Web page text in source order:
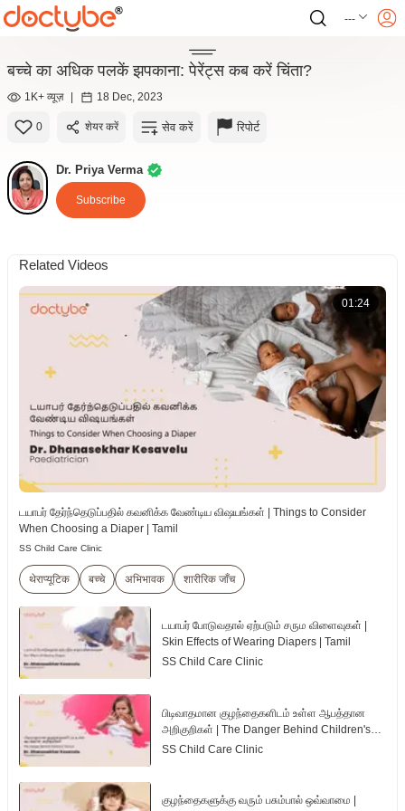
---
बच्चे का अधिक पलकें झपकाना: पेरेंट्स कब करें चिंता?
1K+ व्यूज़ | 18 Dec, 2023
0 शेयर करें सेव करें रिपोर्ट
Dr. Priya Verma
Subscribe
Related Videos
01:24
டயாபர் தேர்ந்தெடுப்பதில் கவனிக்க வேண்டிய விஷயங்கள் | Things to Consider
When Choosing a Diaper | Tamil
SS Child Care Clinic
थेराप्यूटिक बच्चे अभिभावक शारीरिक जाँच
டயாபர் போடுவதால் ஏற்படும் சரும விளைவுகள் |
Skin Effects of Wearing Diapers | Tamil
SS Child Care Clinic
பிடிவாதமான குழந்தைகளிடம் உள்ள ஆபத்தான
அறிகுறிகள் | The Danger Behind Children's
Tantrum | Tamil
SS Child Care Clinic
குழந்தைகளுக்கு வரும் பசும்பால் ஒவ்வாமை |